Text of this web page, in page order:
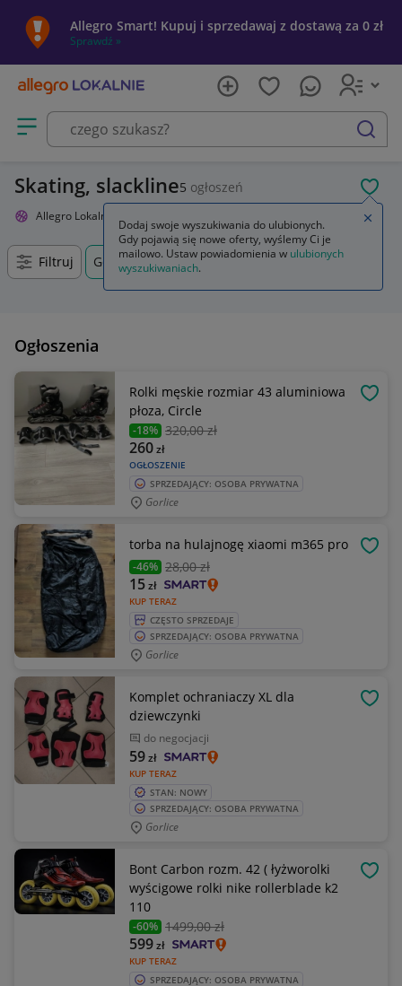
Allegro Smart! Kupuj i sprzedawaj z dostawą za 0 zł
Sprawdź »
Otwórz menu z kategoriami
szukaj
Skating, slackline5 ogłoszeń
Allegro Lokalnie
Filtruj Gorlice, Małopolskie, +0 km
Ogłoszenia
Rolki męskie rozmiar 43 aluminiowa
płoza, Circle
-18% 320,00 zł
OGŁOSZENIE
260zł
SPRZEDAJĄCY: OSOBA PRYWATNA
Gorlice
torba na hulajnogę xiaomi m365 pro
-46% 28,00 zł
KUP TERAZ
15zł
CZĘSTO SPRZEDAJE
SPRZEDAJĄCY: OSOBA PRYWATNA
Gorlice
Komplet ochraniaczy XL dla
dziewczynki
do negocjacji
KUP TERAZ
59zł
STAN: NOWY
SPRZEDAJĄCY: OSOBA PRYWATNA
Gorlice
Bont Carbon rozm. 42 ( łyżworolki
wyścigowe rolki nike rollerblade k2
110
-60% 1499,00 zł
KUP TERAZ
599zł
SPRZEDAJĄCY: OSOBA PRYWATNA
Dodaj swoje wyszukiwania do ulubionych.
Gdy pojawią się nowe oferty, wyślemy Ci je
mailowo. Ustaw powiadomienia w ulubionych
wyszukiwaniach.